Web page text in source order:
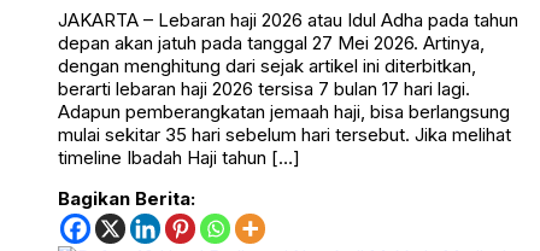
JAKARTA – Lebaran haji 2026 atau Idul Adha pada tahun
depan akan jatuh pada tanggal 27 Mei 2026. Artinya,
dengan menghitung dari sejak artikel ini diterbitkan,
berarti lebaran haji 2026 tersisa 7 bulan 17 hari lagi.
Adapun pemberangkatan jemaah haji, bisa berlangsung
mulai sekitar 35 hari sebelum hari tersebut. Jika melihat
timeline Ibadah Haji tahun […]
Bagikan Berita: